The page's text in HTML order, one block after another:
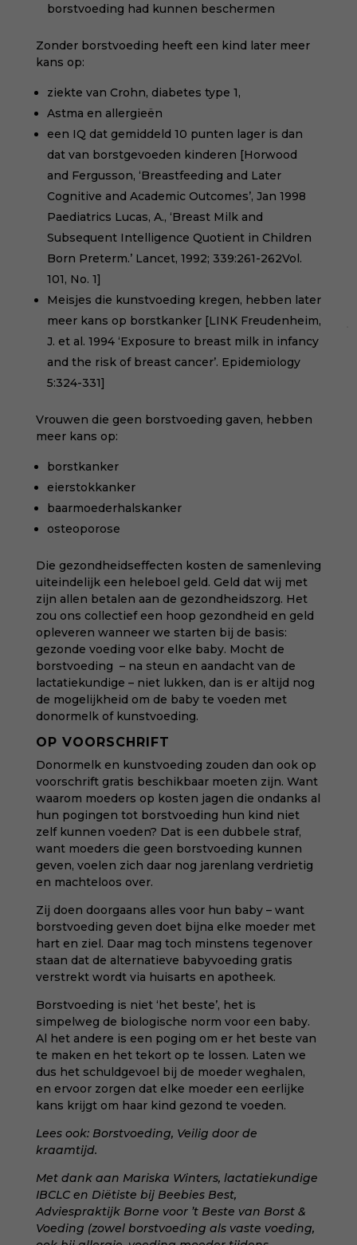
borstvoeding had kunnen beschermen
Zonder borstvoeding heeft een kind later meer
kans op:
ziekte van Crohn, diabetes type 1,
Astma en allergieën
een IQ dat gemiddeld 10 punten lager is dan
dat van borstgevoeden kinderen [Horwood
and Fergusson, ‘Breastfeeding and Later
Cognitive and Academic Outcomes’, Jan 1998
Paediatrics Lucas, A., ‘Breast Milk and
Subsequent Intelligence Quotient in Children
Born Preterm.’ Lancet, 1992; 339:261-262Vol.
101, No. 1]
Meisjes die kunstvoeding kregen, hebben later
meer kans op borstkanker [LINK Freudenheim,
J. et al. 1994 ‘Exposure to breast milk in infancy
and the risk of breast cancer’. Epidemiology
5:324-331]
Vrouwen die geen borstvoeding gaven, hebben
meer kans op:
borstkanker
eierstokkanker
baarmoederhalskanker
osteoporose
Die gezondheidseffecten kosten de samenleving
uiteindelijk een heleboel geld. Geld dat wij met
zijn allen betalen aan de gezondheidszorg. Het
zou ons collectief een hoop gezondheid en geld
opleveren wanneer we starten bij de basis:
gezonde voeding voor elke baby. Mocht de
borstvoeding – na steun en aandacht van de
lactatiekundige – niet lukken, dan is er altijd nog
de mogelijkheid om de baby te voeden met
donormelk of kunstvoeding.
OP VOORSCHRIFT
Donormelk en kunstvoeding zouden dan ook op
voorschrift gratis beschikbaar moeten zijn. Want
waarom moeders op kosten jagen die ondanks al
hun pogingen tot borstvoeding hun kind niet
zelf kunnen voeden? Dat is een dubbele straf,
want moeders die geen borstvoeding kunnen
geven, voelen zich daar nog jarenlang verdrietig
en machteloos over.
Zij doen doorgaans alles voor hun baby – want
borstvoeding geven doet bijna elke moeder met
hart en ziel. Daar mag toch minstens tegenover
staan dat de alternatieve babyvoeding gratis
verstrekt wordt via huisarts en apotheek.
Borstvoeding is niet ‘het beste’, het is
simpelweg de biologische norm voor een baby.
Al het andere is een poging om er het beste van
te maken en het tekort op te lossen. Laten we
dus het schuldgevoel bij de moeder weghalen,
en ervoor zorgen dat elke moeder een eerlijke
kans krijgt om haar kind gezond te voeden.
Lees ook: Borstvoeding, Veilig door de
kraamtijd.
Met dank aan Mariska Winters, lactatiekundige
IBCLC en Diëtiste bij Beebies Best,
Adviespraktijk Borne voor ’t Beste van Borst &
Voeding (zowel borstvoeding als vaste voeding,